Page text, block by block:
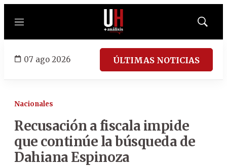
Menú
Mostrar
07 ago 2026 ÚLTIMAS NOTICIAS
Nacionales
Recusación a fiscala impide
que continúe la búsqueda de
Dahiana Espinoza